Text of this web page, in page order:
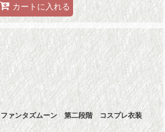
カートに入れる
ンタズムーン 第二段階 コスプレ衣装